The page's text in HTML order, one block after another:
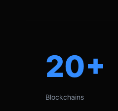
20+
Blockchains